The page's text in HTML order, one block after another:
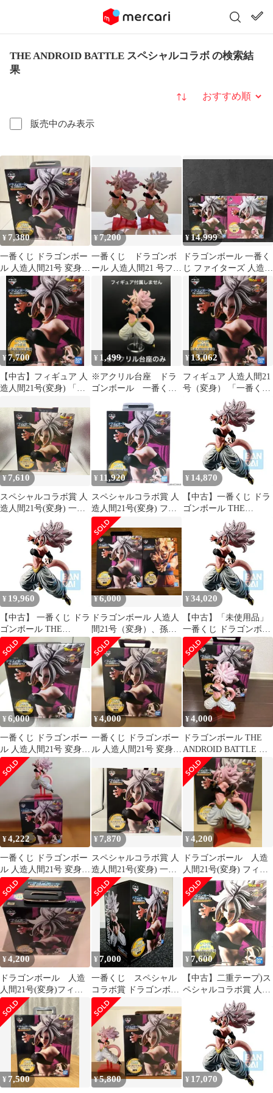
THE ANDROID BATTLE スペシャルコラボ の検索結
果
販売中のみ表示
並び替え
¥ 7,380
一番くじ ドラゴンボー
ル 人造人間21号 変身
フィギュア
¥7,200
一番くじ ドラゴンボ
ール 人造人間21 号フィ
ギュア ラストワン
¥ 14,999
ドラゴンボール 一番く
じ ファイターズ 人造人
間21号 フィギュア 2体
セット
¥7,700
【中古】フィギュア 人
造人間21号(変身) 「一
THE ANDROID
BATTLE with ドラゴン
ボール ファイターズ」
スペシャルコラボ賞 フ
ィギュア
¥ 1,499
※アクリル台座 ドラ
ゴンボール 一番く
身）
¥ 13,062
フィギュア 人造人間21
号（変身） 「一番くじ
ドラゴンボール THE
ANDROID BATTLE
with ドラゴンボール フ
ァイターズ」 スペシャ
ルコラボ賞 フィギュア
【10日以内発送】
¥7,610
スペシャルコラボ賞 人
造人間21号(変身) 一番
くじ ドラゴンボール
THE ANDROID
BATTLE with ドラゴン
ボール ファイターズ ド
ラゴンボール
¥ 11,920
スペシャルコラボ賞 人
造人間21号(変身) フィ
ギュア 一番くじ ドラゴ
ンボール THE
ANDROID BATTLE
with ドラゴンボール フ
ァイターズ プライズ
(292) バンダイスピリッ
ツ
¥ 14,870
【中古】一番くじ ドラ
ゴンボール THE
ANDROID BATTLE
with ドラゴンボール フ
ァイターズ スペシャル
コラボ賞 人造人間21号
変身 フィギュア
¥ 19,960
【中古】 一番くじ ドラ
ゴンボール THE
ANDROID BATTLE
with ドラゴンボール フ
ァイターズ スペシャル
コラボ賞 人造人間21号
変身 フィギュア
¥6,000
ドラゴンボール 人造人
間21号（変身）、孫悟
空 フィギュア（おま
け付き）
¥ 34,020
【中古】「未使用品」
一番くじ ドラゴンボー
ル THE ANDROID
BATTLE with ドラゴン
ボール ファイターズ ス
ペシャルコラボ賞 人造
人間21号変身 フィギュ
ア
¥6,000
一番くじ ドラゴンボー
ル 人造人間21号 変身
フィギュア
¥4,000
一番くじ ドラゴンボー
ル 人造人間21号 変身
¥4,000
ドラゴンボール THE
ANDROID BATTLE 人
造人間21号 フィギュア
¥4,222
一番くじ ドラゴンボー
ル 人造人間21号 変身
フィギュア
¥7,870
スペシャルコラボ賞 人
造人間21号(変身) 一番
くじ ドラゴンボｰル
THE ANDROID
BATTLE with ドラゴン
ボｰル ファイタｰズ
¥4,200
ドラゴンボール 人造
人間21号(変身) フィギ
ュア
¥4,200
ドラゴンボール 人造
人間21号(変身)フィギ
ュア 一番くじ
¥ 7,000
一番くじ スペシャル
コラボ賞 ドラゴンボー
ル 人造人間21号 変身
¥ 7,600
【中古】二重テープ)ス
ペシャルコラボ賞 人造
人間21号(変身) ｢ドラゴ
ンボール THE
ANDROID BATTLE
with DB ファイターズ｣
¥ 7,500 ¥5,800 ¥ 17,070